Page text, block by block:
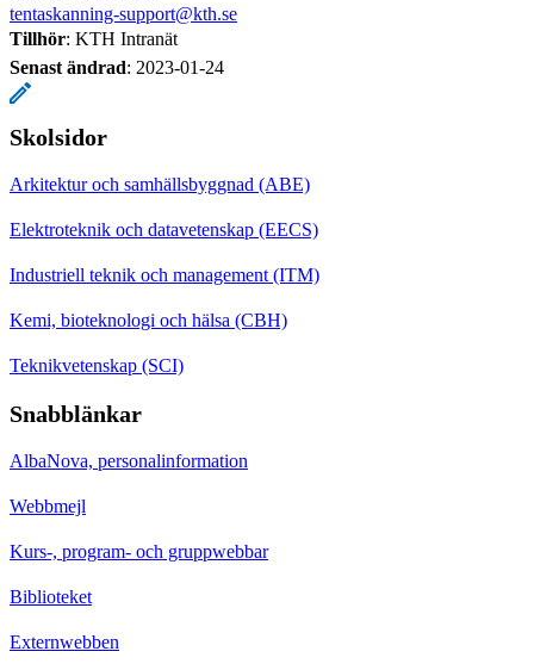
tentaskanning-support@kth.se
Tillhör: KTH Intranät
Senast ändrad: 2023-01-24
Skolsidor
Arkitektur och samhällsbyggnad (ABE)
Elektroteknik och datavetenskap (EECS)
Industriell teknik och management (ITM)
Kemi, bioteknologi och hälsa (CBH)
Teknikvetenskap (SCI)
Snabblänkar
AlbaNova, personalinformation
Webbmejl
Kurs-, program- och gruppwebbar
Biblioteket
Externwebben